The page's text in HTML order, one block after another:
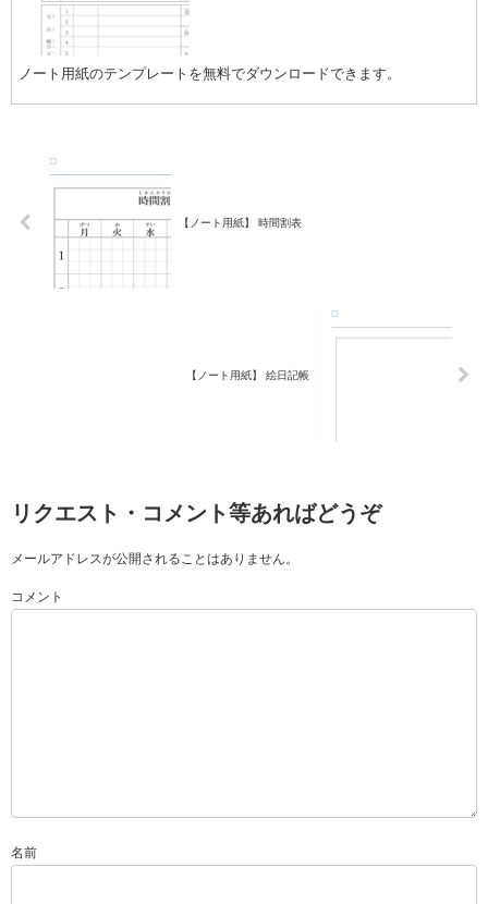
ノート用紙のテンプレートを無料でダウンロードできます。
【ノート用紙】 時間割表
【ノート用紙】 絵日記帳
リクエスト・コメント等あればどうぞ
メールアドレスが公開されることはありません。
コメント
名前